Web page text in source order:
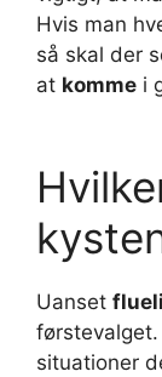
Hvis man
så skal der
at komme i
Uanset
situationer